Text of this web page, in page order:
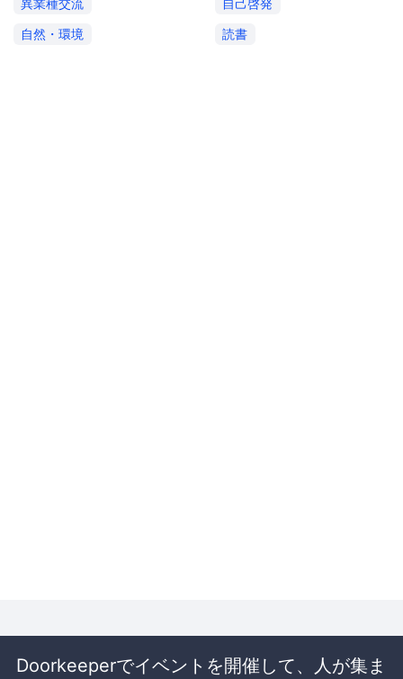
異業種交流
自己啓発
自然・環境
読書
Doorkeeperでイベントを開催して、人が集ま